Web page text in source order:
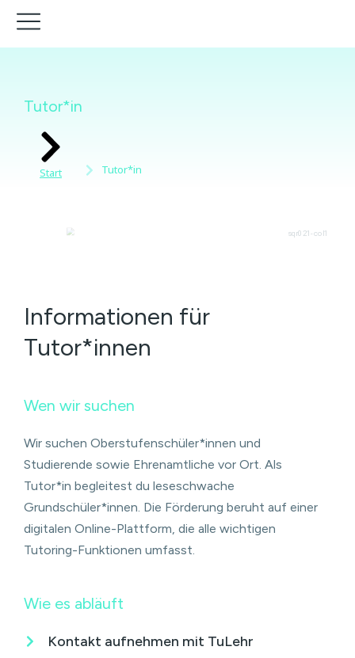
Tutor*in
Sie befinden sich hier:
Start Tutor*in
Informationen für
Tutor*innen
Wen wir suchen
Wir suchen Oberstufenschüler*innen und
Studierende sowie Ehrenamtliche vor Ort. Als
Tutor*in begleitest du leseschwache
Grundschüler*innen. Die Förderung beruht auf einer
digitalen Online-Plattform, die alle wichtigen
Tutoring-Funktionen umfasst.
Wie es abläuft
Kontakt aufnehmen mit TuLehr